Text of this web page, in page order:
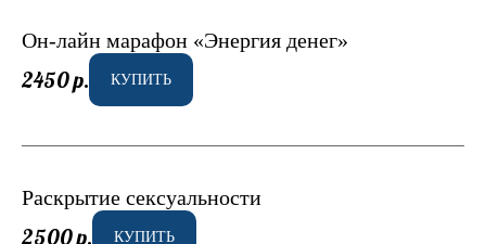
Он-лайн марафон «Энергия денег»
2450р. КУПИТЬ
Раскрытие сексуальности
2500р. КУПИТЬ